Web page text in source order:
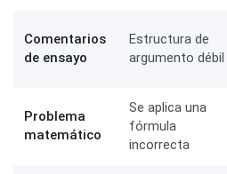
Comentarios
de ensayo
Estructura de
argumento débil
Problema
matemático
Se aplica una
fórmula
incorrecta